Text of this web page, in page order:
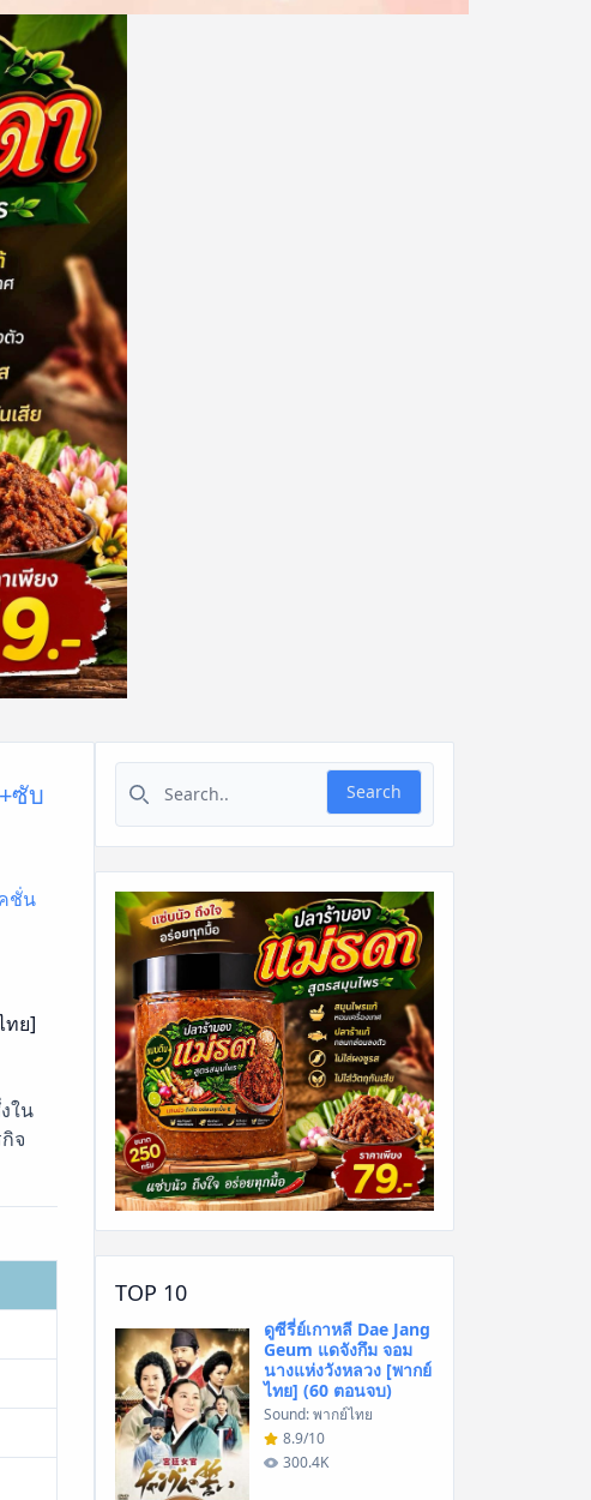
ซับ
ชั่น
ทย]
ใน
จ
Search for:
Search
TOP 10
ดูซีรี่ย์เกาหลี Dae Jang
Geum แดจังกึม จอม
นางแห่งวังหลวง [พากย์
ไทย] (60 ตอนจบ)
Sound: พากย์ไทย
8.9/10
300.4K